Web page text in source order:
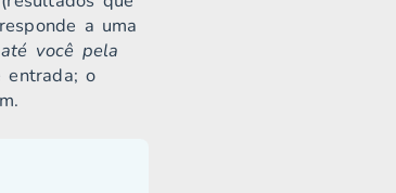
a uma
você pela
o